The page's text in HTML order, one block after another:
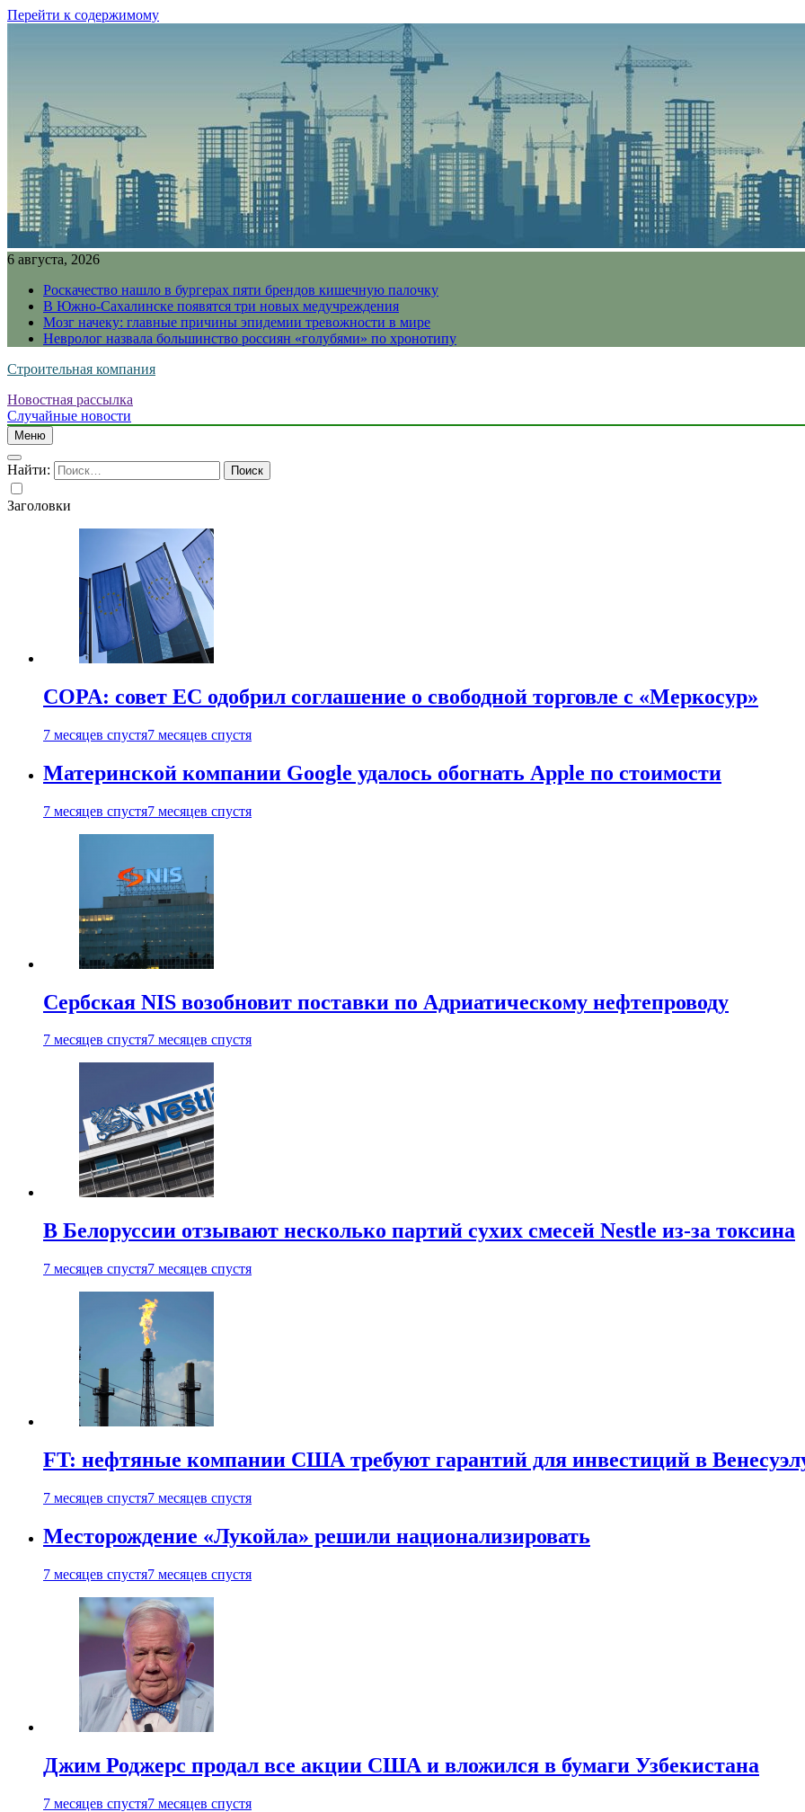
Перейти к содержимому
6 августа, 2026
Роскачество нашло в бургерах пяти брендов кишечную палочку
В Южно-Сахалинске появятся три новых медучреждения
Мозг начеку: главные причины эпидемии тревожности в мире
Невролог назвала большинство россиян «голубями» по хронотипу
Строительная компания
Новостная рассылка
Случайные новости
Меню
Найти:
Заголовки
COPA: совет ЕС одобрил соглашение о свободной торговле с «Меркосур»
7 месяцев спустя7 месяцев спустя
Материнской компании Google удалось обогнать Apple по стоимости
7 месяцев спустя7 месяцев спустя
Сербская NIS возобновит поставки по Адриатическому нефтепроводу
7 месяцев спустя7 месяцев спустя
В Белоруссии отзывают несколько партий сухих смесей Nestle из-за токсина
7 месяцев спустя7 месяцев спустя
FT: нефтяные компании США требуют гарантий для инвестиций в
7 месяцев спустя7 месяцев спустя
Месторождение «Лукойла» решили национализировать
7 месяцев спустя7 месяцев спустя
Джим Роджерс продал все акции США и вложился в бумаги Узбекистана
7 месяцев спустя7 месяцев спустя